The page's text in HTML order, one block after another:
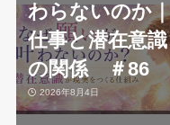
わらないのか
仕事と潜在意識
の関係 ＃86
2026年8月4日